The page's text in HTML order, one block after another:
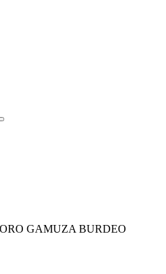
GAMUZA BURDEO